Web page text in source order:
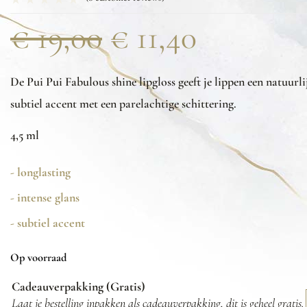
€19,00 € 11,40
De Pui Pui Fabulous shine lipgloss geeft je lippen een
subtiel accent met een parelachtige schittering.
4,5 ml
- longlasting
- intense glans
- subtiel accent
Op voorraad
Cadeauverpakking (Gratis)
Laat je bestelling inpakken als cadeauverpakking, dit is geheel gratis.